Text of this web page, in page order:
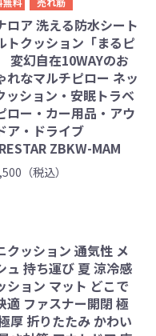
ロア 洗える防水シート
トクッション「まるピ
変幻自在10WAYのお
れなマルチピロー ネッ
ッション・安眠トラベ
ロー・カー用品・アウ
ア・ドライブ
ZBKW-MAM
（税込）
クッション 通気性 メ
ュ 持ち運び 夏 涼冷感
ション マット どこで
適 ファスナー開閉 極
厚 折りたたみ かわい